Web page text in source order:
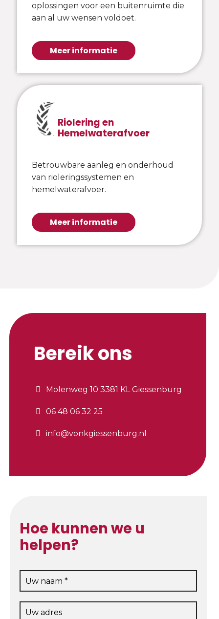
oplossingen voor een buitenruimte die
aan al uw wensen voldoet.
Meer informatie
Riolering en
Hemelwaterafvoer
Betrouwbare aanleg en onderhoud
van rioleringssystemen en
hemelwaterafvoer.
Meer informatie
Bereik ons
Molenweg 10 3381 KL Giessenburg
06 48 06 32 25
info@vonkgiessenburg.nl
Hoe kunnen we u
helpen?